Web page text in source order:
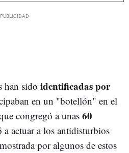
han sido identificadas por
en un "botellón" en el
congregó a unas60
actuar a los antidisturbios
por algunos de estos